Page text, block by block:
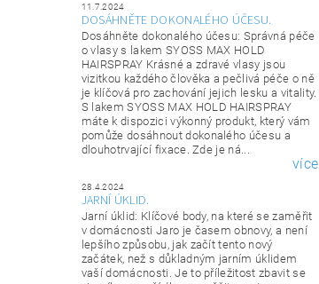
11.7.2024
DOSÁHNĚTE DOKONALÉHO ÚČESU.
Dosáhněte dokonalého účesu: Správná péče
o vlasy s lakem SYOSS MAX HOLD
HAIRSPRAY Krásné a zdravé vlasy jsou
vizitkou každého člověka a pečlivá péče o ně
je klíčová pro zachování jejich lesku a vitality.
S lakem SYOSS MAX HOLD HAIRSPRAY
máte k dispozici výkonný produkt, který vám
pomůže dosáhnout dokonalého účesu a
dlouhotrvající fixace. Zde je ná...
více
28.4.2024
JARNÍ ÚKLID.
Jarní úklid: Klíčové body, na které se zaměřit
v domácnosti Jaro je časem obnovy, a není
lepšího způsobu, jak začít tento nový
začátek, než s důkladným jarním úklidem
vaší domácnosti. Je to příležitost zbavit se